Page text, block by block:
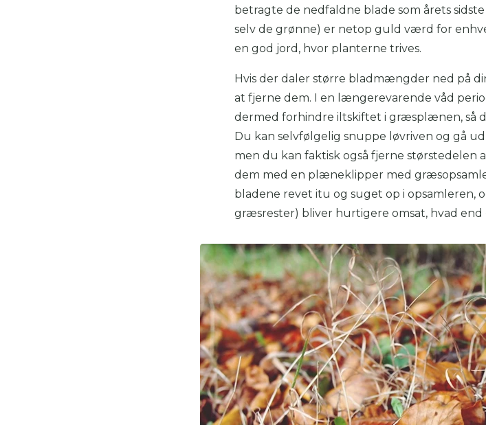
betragte de nedfaldne blade som årets
selv de grønne) er netop guld værd for
en god jord, hvor planterne trives.
Hvis der daler større bladmængder ned på
at fjerne dem. I en længerevarende våd
dermed forhindre iltskiftet i græsplænen, så
Du kan selvfølgelig snuppe løvriven og gå
men du kan faktisk også fjerne størstedelen
dem med en plæneklipper med
bladene revet itu og suget op i opsamleren,
græsrester) bliver hurtigere omsat, hvad